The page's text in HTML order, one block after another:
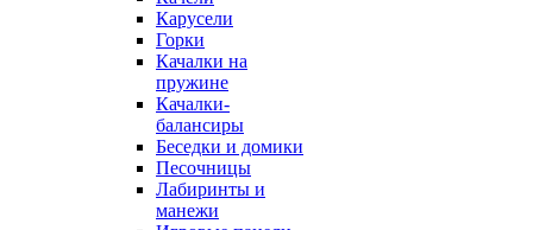
Карусели
Горки
Качалки на
пружине
Качалки-
балансиры
Беседки и домики
Песочницы
Лабиринты и
манежи